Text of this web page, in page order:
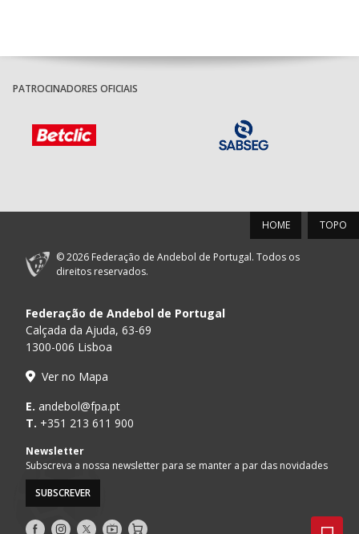
PATROCINADORES OFICIAIS
TOPO
HOME
© 2026 Federação de Andebol de Portugal. Todos os
direitos reservados.
Federação de Andebol de Portugal
Calçada da Ajuda, 63-69
1300-006 Lisboa
Ver no Mapa
E. andebol@fpa.pt
T. +351 213 611 900
Newsletter
Subscreva a nossa newsletter para se manter a par das novidades
SUBSCREVER
Siga- Siga- Siga- AndebolTV
Loja